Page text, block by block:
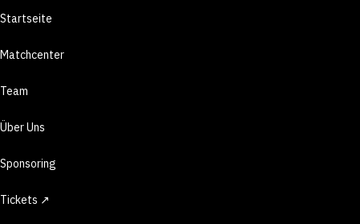
Startseite
Matchcenter
Team
Über Uns
Sponsoring
Tickets ↗